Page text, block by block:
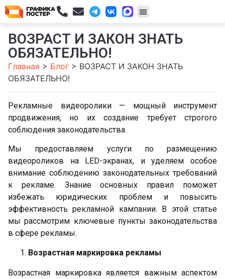
ВОЗРАСТ И ЗАКОН ЗНАТЬ
ОБЯЗАТЕЛЬНО!
Главная > Блог > ВОЗРАСТ И ЗАКОН ЗНАТЬ
ОБЯЗАТЕЛЬНО!
Рекламные видеоролики — мощный инструмент
продвижения, но их создание требует строгого
соблюдения законодательства.
Мы предоставляем услуги по размещению
видеороликов на LED-экранах, и уделяем особое
внимание соблюдению законодательных требований
к рекламе. Знание основных правил поможет
избежать юридических проблем и повысить
эффективность рекламной кампании. В этой статье
мы рассмотрим ключевые пункты законодательства
в сфере рекламы.
Возрастная маркировка рекламы
Возрастная маркировка является важным аспектом